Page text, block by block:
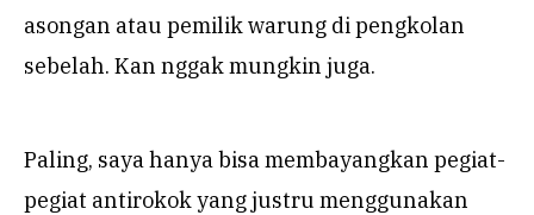
asongan atau pemilik warung di pengkolan
sebelah. Kan nggak mungkin juga.
Paling, saya hanya bisa membayangkan pegiat-
pegiat antirokok yang justru menggunakan